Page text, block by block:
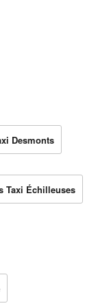
Desmonts
Taxi Échilleuses